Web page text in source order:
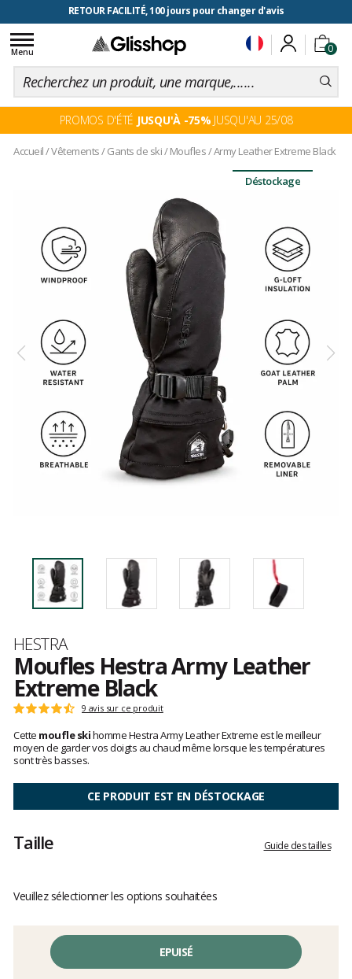
RETOUR FACILITÉ, 100 jours pour changer d'avis
0
Toggle
navigation
Menu
PROMOS D'ÉTÉ JUSQU'À -75% JUSQU'AU 25/08
Accueil/Vêtements/Gants de ski/Moufles/Army Leather Extreme Black
Déstockage
Marque
HESTRA
Moufles Hestra Army Leather
Extreme Black
Les
clients
Note
4.7
sur
9 avis sur ce produit
Cette moufle skihomme Hestra Army Leather Extreme est le meilleur
moyen de garder vos doigts au chaud même lorsque les températures
sont très basses.
CE PRODUIT EST EN DÉSTOCKAGE
Taille Guide des tailles
Veuillez sélectionner les options souhaitées
EPUISÉ